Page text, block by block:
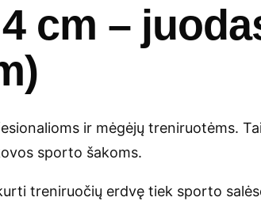
cm –
ir mėgėjų treniruotėms.
sporto šakoms.
treniruočių erdvę tiek sporto